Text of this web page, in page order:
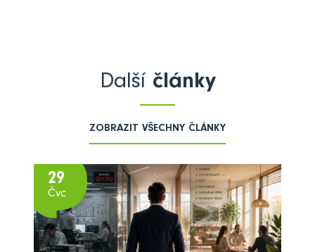
Další články
ZOBRAZIT VŠECHNY ČLÁNKY
29
Čvc